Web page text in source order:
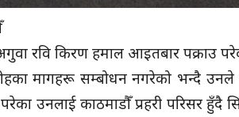
रवि किरण हमाल आइतबार पक्राउ
मागहरू सम्बोधन नगरेको भन्दै
उनलाई काठमाडौँ प्रहरी परिसर हुँदै